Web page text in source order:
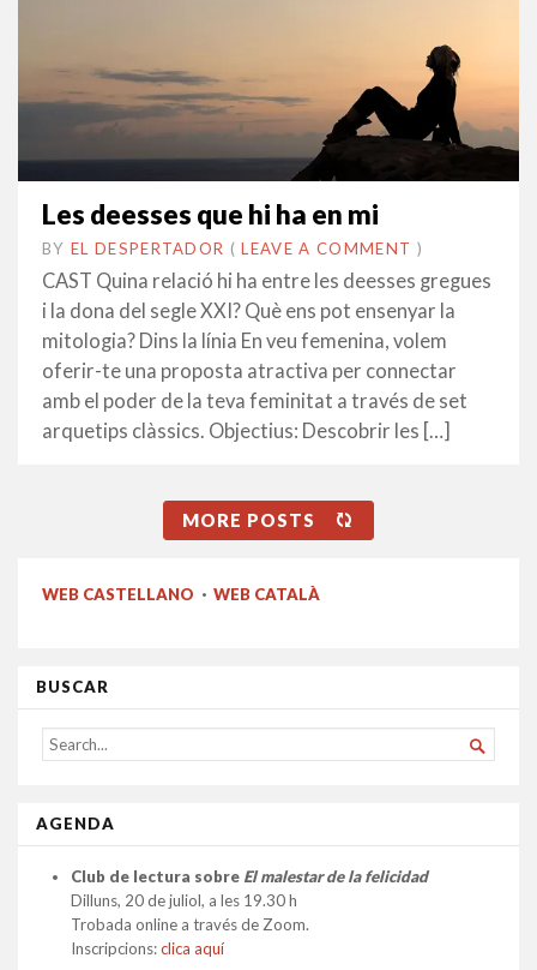
Les deesses que hi ha en mi
BY EL DESPERTADOR ON
3
SETEMBRE
•(LEAVE A COMMENT )
CAST Quina relació hi ha entre les deesses gregues
i la dona del segle XXI? Què ens pot ensenyar la
mitologia? Dins la línia En veu femenina, volem
oferir-te una proposta atractiva per connectar
amb el poder de la teva feminitat a través de set
arquetips clàssics. Objectius: Descobrir les […]
MORE POSTS
WEB CASTELLANO · WEB CATALÀ
BUSCAR
SEARCH
FOR...

AGENDA
Club de lectura sobre El malestar de la felicidad
Dilluns, 20 de juliol, a les 19.30 h
Trobada online a través de Zoom.
Inscripcions:clica aquí